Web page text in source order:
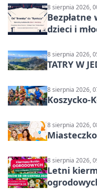
8 sierpnia 2026,
dzieci i
8 sierpnia 2026,
TATRY W
8 sierpnia 2026,
Koszycko-
8 sierpnia 2026,
8 sierpnia 2026,
Letni